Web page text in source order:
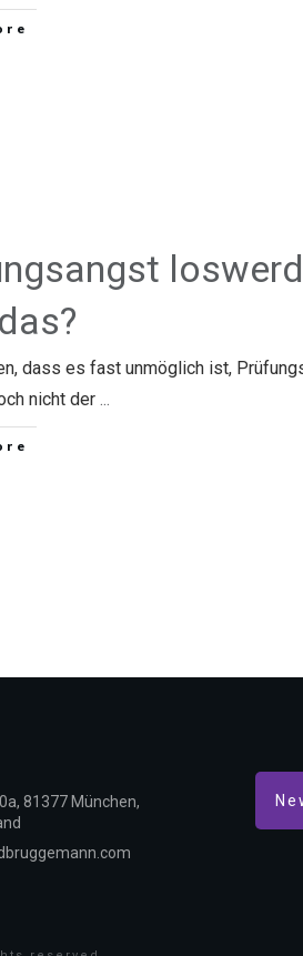
dass es fast unmöglich ist,
nicht der ...
81377 München,